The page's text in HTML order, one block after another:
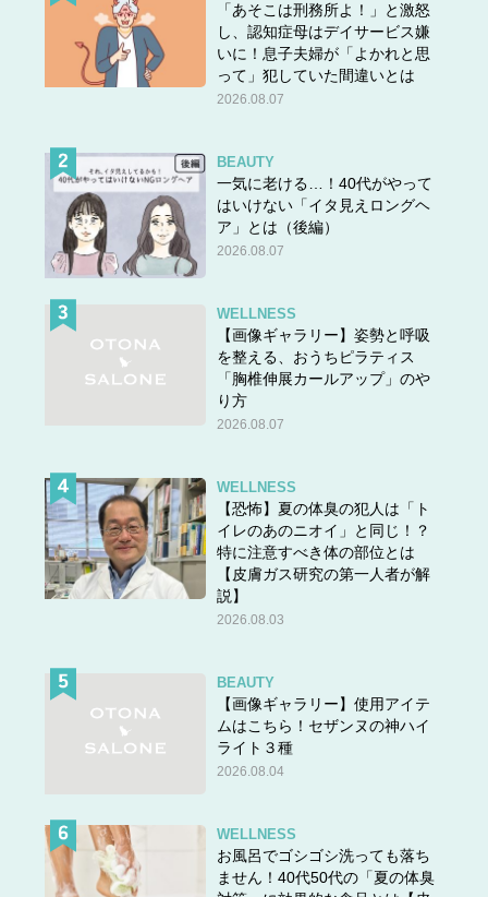
通路4番の隣の常食売り場にあります。
このように使います。
ぜひ覚えておきましょう。
★他の問題にもチャレンジ！
答えは＞＞
「あそこは刑務所よ！」と激怒
し、認知症母はデイサービス嫌
いに！息子夫婦が「よかれと思
って」犯していた間違いとは
2026.08.07
BEAUTY
一気に老ける…！40代がやって
はいけない「イタ見えロングヘ
ア」とは（後編）
2026.08.07
WELLNESS
【画像ギャラリー】姿勢と呼吸
を整える、おうちピラティス
「胸椎伸展カールアップ」のや
り方
2026.08.07
WELLNESS
【恐怖】夏の体臭の犯人は「ト
イレのあのニオイ」と同じ！？
特に注意すべき体の部位とは
【皮膚ガス研究の第一人者が解
説】
2026.08.03
BEAUTY
【画像ギャラリー】使用アイテ
ムはこちら！セザンヌの神ハイ
ライト３種
2026.08.04
WELLNESS
お風呂でゴシゴシ洗っても落ち
ません！40代50代の「夏の体臭